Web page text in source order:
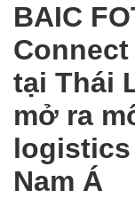
BAIC
tại Thái
mở ra
Nam Á